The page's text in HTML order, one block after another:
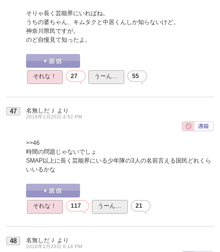
そりゃ長く芸能界にいればね。
うちの婆ちゃん、キムタクと中居くんしか知らないけど。
神奈川県民ですが。
のど自慢見て知ったよ。
それな！ 27 うーん… 55
47 名無しだＪ より
2016年1月20日 4:52 PM
>>46
時間の問題じゃないでしょ
SMAP以上に長く芸能界にいる少年隊の3人の名前言える国民どれくら
いいるかな
それな！ 117 うーん… 21
48 名無しだＪ より
2016年1月20日 6:14 PM